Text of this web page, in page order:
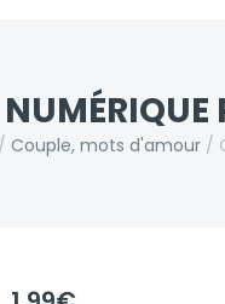
Couple, mots d'amour/